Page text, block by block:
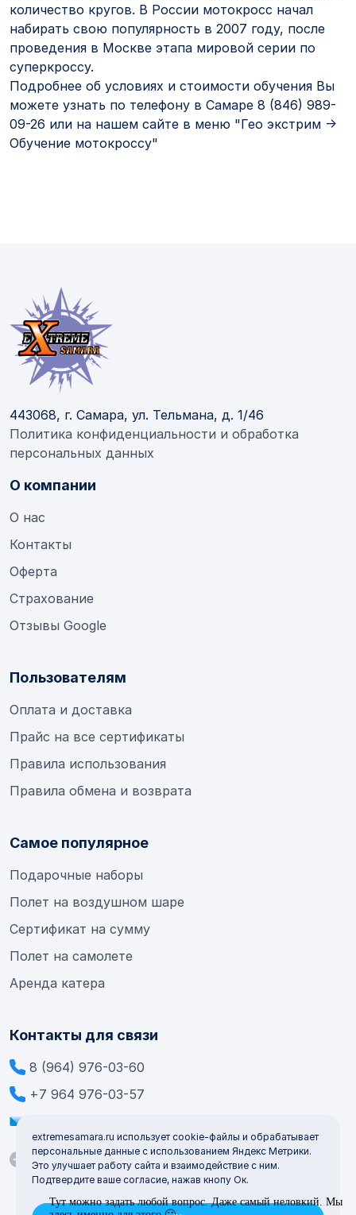
extremesamara.ru использует cookie-файлы и обрабатывает
персональные данные с использованием Яндекс Метрики.
Это улучшает работу сайта и взаимодействие с ним.
Подтвердите ваше согласие, нажав кнопу Ок.
количество кругов. В России мотокросс начал
набирать свою популярность в 2007 году, после
проведения в Москве этапа мировой серии по
суперкроссу.
Подробнее об условиях и стоимости обучения Вы
можете узнать по телефону в Самаре 8 (846) 989-
09-26 или на нашем сайте в меню "Гео экстрим ->
Обучение мотокроссу"
443068, г. Самара, ул. Тельмана, д. 1/46
Политика конфиденциальности и обработка
персональных данных
О компании
О нас
Контакты
Оферта
Страхование
Отзывы Google
Пользователям
Оплата и доставка
Прайс на все сертификаты
Правила использования
Правила обмена и возврата
Самое популярное
Подарочные наборы
Полет на воздушном шаре
Сертификат на сумму
Полет на самолете
Аренда катера
Контакты для связи
8 (964) 976-03-60
+7 964 976-03-57